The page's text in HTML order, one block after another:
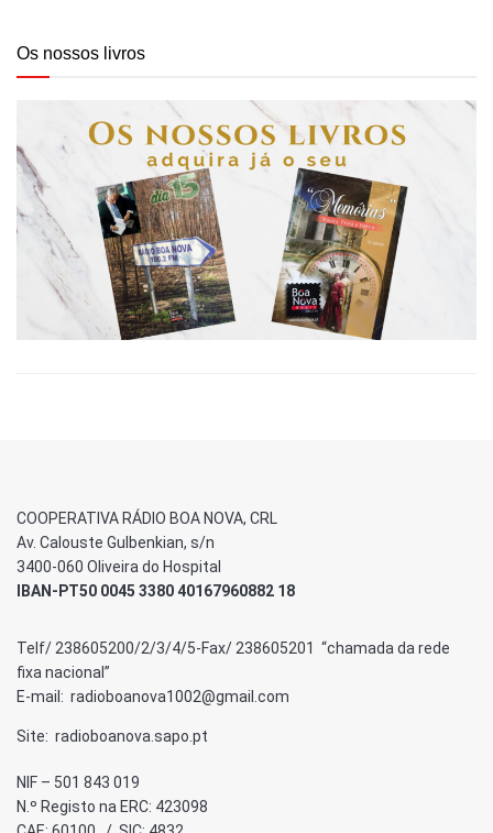
Os nossos livros
COOPERATIVA RÁDIO BOA NOVA, CRL
Av. Calouste Gulbenkian, s/n
3400-060 Oliveira do Hospital
IBAN-PT50 0045 3380 40167960882 18
Telf/ 238605200/2/3/4/5-Fax/ 238605201 “chamada da rede
fixa nacional”
E-mail: radioboanova1002@gmail.com
Site: radioboanova.sapo.pt
NIF – 501 843 019
N.º Registo na ERC: 423098